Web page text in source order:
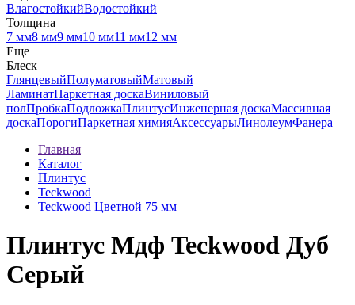
ВлагостойкийВодостойкий
Толщина
7 мм8 мм9 мм10 мм11 мм12 мм
Еще
Блеск
ГлянцевыйПолуматовыйМатовый
ЛаминатПаркетная доскаВиниловый
полПробкаПодложкаПлинтусИнженерная доскаМассивная
доскаПорогиПаркетная химияАксессуарыЛинолеумФанера
Главная
Каталог
Плинтус
Teckwood
Teckwood Цветной 75 мм
Плинтус Мдф Teckwood Дуб
Серый